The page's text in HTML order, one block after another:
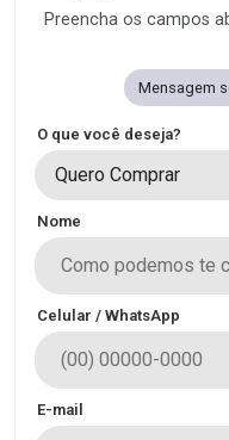
Preencha os campos
Mensagem
O que você deseja?
Quero Comprar
Nome
Celular / WhatsApp
E-mail